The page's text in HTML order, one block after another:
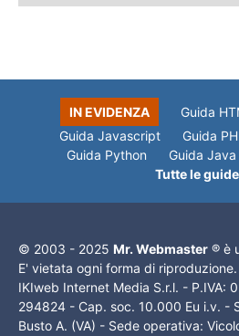
IN EVIDENZA Guida
Guida Javascript
Guida
Guida Python
Guida Java
Tutte le
© 2003 - 2025 Mr. Webmaster ® è
E' vietata ogni forma di
IKIweb Internet Media S.r.l. - P.IVA:
294824 - Cap. soc. 10.000 Eu i.v. -
Busto A. (VA) - Sede operativa: